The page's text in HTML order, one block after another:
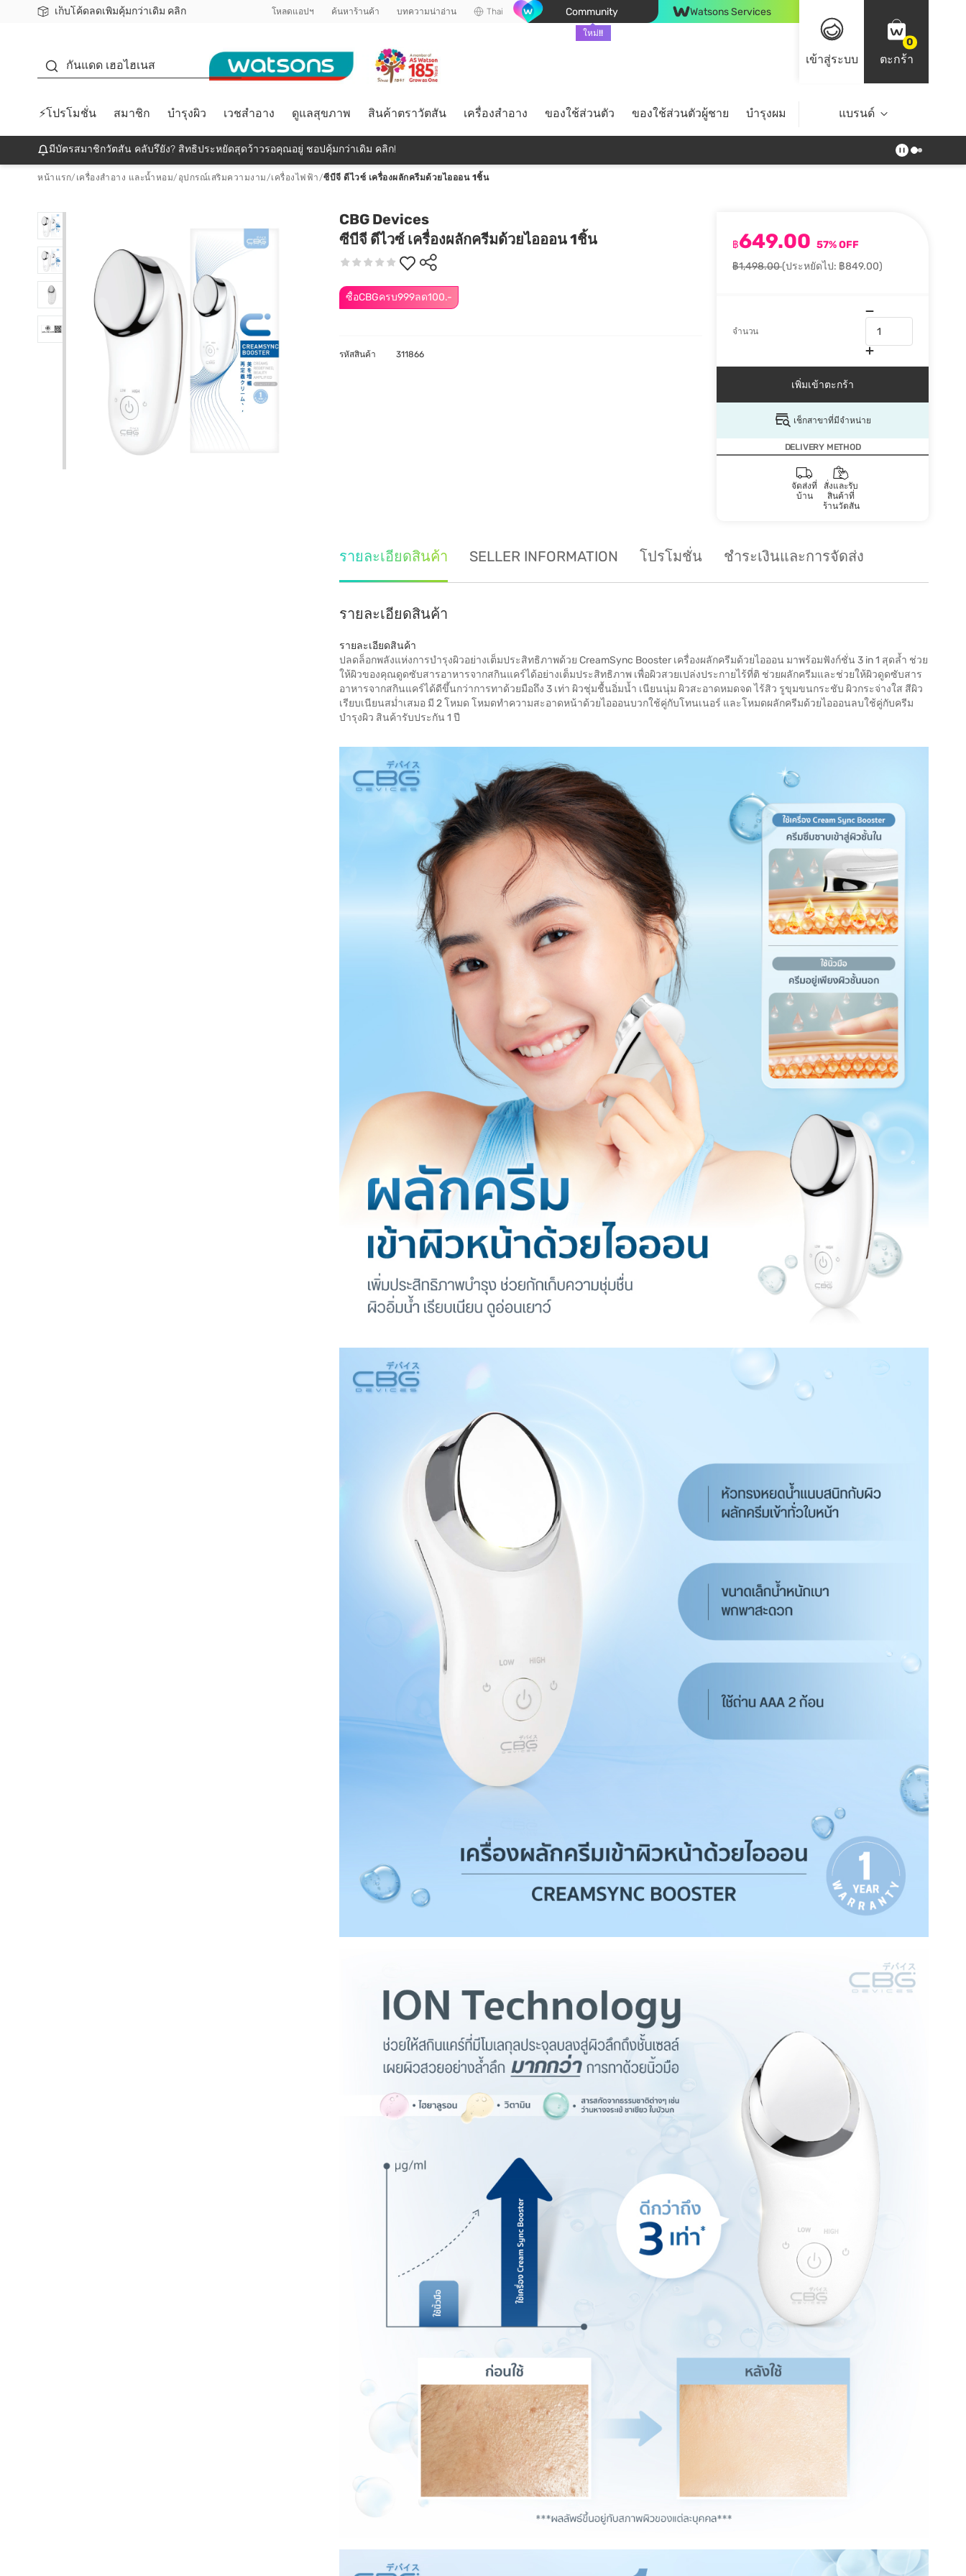
เก็บโค้ดลดเพิ่มคุ้มกว่าเดิม คลิก
ชอปออนไลน์ครั้งแรก ลดเพิ่มจุก ๆ 10%! 🎉
📦ส่งฟรี! เมื่อชอป 499฿
สมาชิกวัตสัน คลับดียังไง? โหลดแอปฯ ค้นหาร้านค้า บทความน่าอ่าน Thai Community
ใหม่!!
Watsons Services
เข้าสู่ระบบ
0
ตะกร้า
กันแดด เฮอไฮเนส
⚡โปรโมชั่น สมาชิก บำรุงผิว เวชสำอาง ดูแลสุขภาพ สินค้าตราวัตสัน เครื่องสำอาง ของใช้ส่วนตัว ของใช้ส่วนตัวผู้ชาย บำรุงผม ไลฟ์สไตล์ Top Brands
แบรนด์
มีบัตรสมาชิกวัตสัน คลับรึยัง? สิทธิประหยัดสุดว้าวรอคุณอยู่ ชอปคุ้มกว่าเดิม คลิก!
หน้าแรก/ เครื่องสำอาง และน้ำหอม/ อุปกรณ์เสริมความงาม/เครื่องไฟฟ้า/ซีบีจี ดีไวซ์ เครื่องผลักครีมด้วยไอออน 1ชิ้น
CBG Devices
ซีบีจี ดีไวซ์ เครื่องผลักครีมด้วยไอออน 1ชิ้น
ซื้อCBGครบ999ลด100.-
฿649.00 57% OFF
฿1,498.00(ประหยัดไป: ฿849.00)
จำนวน
เพิ่มเข้าตะกร้า
เช็กสาขาที่มีจำหน่าย
DELIVERY METHOD
จัดส่งที่
บ้าน
สั่งและรับ
สินค้าที่
ร้านวัตสัน
รหัสสินค้า 311866
รายละเอียดสินค้า SELLER INFORMATION โปรโมชั่น ชำระเงินและการจัดส่ง
รายละเอียดสินค้า
รายละเอียดสินค้า
ปลดล็อกพลังแห่งการบำรุงผิวอย่างเต็มประสิทธิภาพด้วย CreamSync Booster เครื่องผลักครีมด้วยไอออน มาพร้อมฟังก์ชั่น 3 in 1 สุดล้ำ ช่วย
ให้ผิวของคุณดูดซับสารอาหารจากสกินแคร์ได้อย่างเต็มประสิทธิภาพ เพื่อผิวสวยเปล่งประกายไร้ที่ติ ช่วยผลักครีมและช่วยให้ผิวดูดซับสาร
อาหารจากสกินแคร์ได้ดีขึ้นกว่าการทาด้วยมือถึง 3 เท่า ผิวชุ่มชื้นอิ่มน้ำ เนียนนุ่ม ผิวสะอาดหมดจด ไร้สิว รูขุมขนกระชับ ผิวกระจ่างใส สีผิว
เรียบเนียนสม่ำเสมอ มี 2 โหมด โหมดทำความสะอาดหน้าด้วยไอออนบวกใช้คู่กับโทนเนอร์ และโหมดผลักครีมด้วยไอออนลบใช้คู่กับครีม
บำรุงผิว สินค้ารับประกัน 1 ปี